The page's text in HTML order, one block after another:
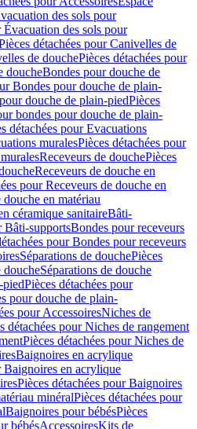
des sols pour
Évacuation des sols pour
détachées pour Canivelles de
de douchePièces détachées pour
doucheBondes pour douche de
Bondes pour douche de plain-
douche de plain-piedPièces
bondes pour douche de plain-
détachées pour Evacuations
muralesPièces détachées pour
Receveurs de douchePièces
Receveurs de douche en
pour Receveurs de douche en
douche en matériau
céramique sanitaireBâti-
Bâti-supportsBondes pour receveurs
pour Bondes pour receveurs
Séparations de douchePièces
doucheSéparations de douche
piedPièces détachées pour
pour douche de plain-
pour AccessoiresNiches de
détachées pour Niches de rangement
Pièces détachées pour Niches de
Baignoires en acrylique
Baignoires en acrylique
Pièces détachées pour Baignoires
minéralPièces détachées pour
Baignoires pour bébésPièces
bébésAccessoiresKits de